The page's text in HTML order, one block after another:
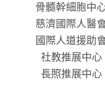
骨髓幹細胞中
慈濟國際人醫
國際人道援助
社教推展中心
長照推展中心